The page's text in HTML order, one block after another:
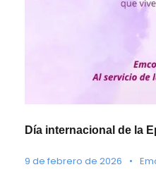
Día internacional de la
9 de febrero de 2026 •